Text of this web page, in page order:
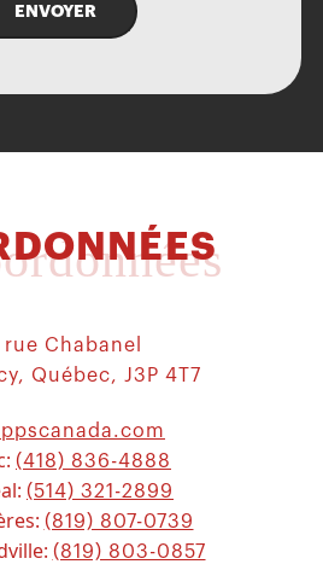
ENVOYER
rue Chabanel
Québec, J3P 4T7
(418) 836-4888
(514) 321-2899
(819) 807-0739
(819) 803-0857